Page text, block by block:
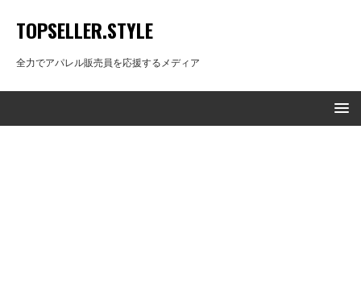
TOPSELLER.STYLE
全力でアパレル販売員を応援するメディア